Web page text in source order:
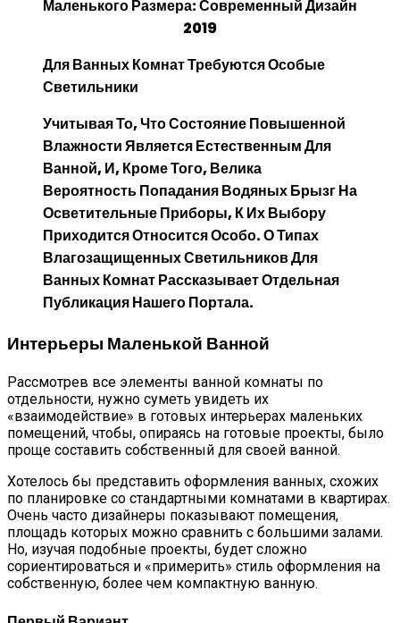
Для Ванных Комнат Требуются Особые
Светильники
Учитывая То, Что Состояние Повышенной
Влажности Является Естественным Для
Ванной, И, Кроме Того, Велика
Вероятность Попадания Водяных Брызг На
Осветительные Приборы, К Их Выбору
Приходится Относится Особо. О Типах
Влагозащищенных Светильников Для
Ванных КомнатРассказывает Отдельная
Публикация Нашего Портала.
Интерьеры Маленькой Ванной
Рассмотрев все элементы ванной комнаты по
отдельности, нужно суметь увидеть их
«взаимодействие» в готовых интерьерах маленьких
помещений, чтобы, опираясь на готовые проекты, было
проще составить собственный для своей ванной.
Хотелось бы представить оформления ванных, схожих
по планировке со стандартными комнатами в квартирах.
Очень часто дизайнеры показывают помещения,
площадь которых можно сравнить с большими залами.
Но, изучая подобные проекты, будет сложно
сориентироваться и «примерить» стиль оформления на
собственную, более чем компактную ванную.